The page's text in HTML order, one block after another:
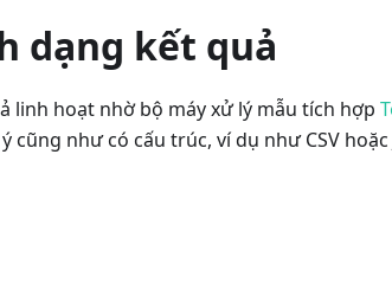
dạng kết quả
linh hoạt nhờ bộ máy xử lý mẫu tích hợp
như có cấu trúc, ví dụ như CSV hoặc